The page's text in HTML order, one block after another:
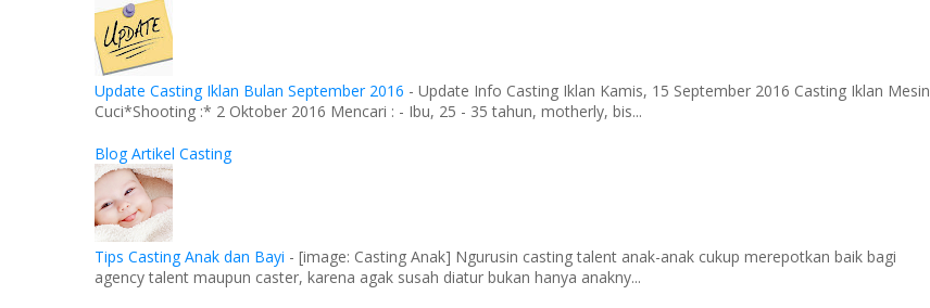
Update Casting Iklan Bulan September 2016 - Update Info Casting Iklan Kamis, 15 September 2016 Casting Iklan Mesin
Cuci*Shooting :* 2 Oktober 2016 Mencari : - Ibu, 25 - 35 tahun, motherly, bis...
Blog Artikel Casting
Tips Casting Anak dan Bayi - [image: Casting Anak] Ngurusin casting talent anak-anak cukup merepotkan baik bagi
agency talent maupun caster, karena agak susah diatur bukan hanya anakny...